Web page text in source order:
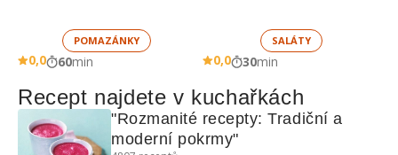
žampionů
POMAZÁNKY
0,0 60min
SALÁTY
0,0 30min
Recept najdete v kuchařkách
"Rozmanité recepty: Tradiční a
moderní pokrmy"